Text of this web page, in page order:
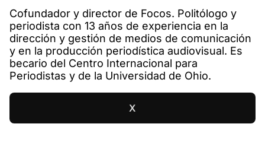
Cofundador y director de Focos. Politólogo y
periodista con 13 años de experiencia en la
dirección y gestión de medios de comunicación
y en la producción periodística audiovisual. Es
becario del Centro Internacional para
Periodistas y de la Universidad de Ohio.
X